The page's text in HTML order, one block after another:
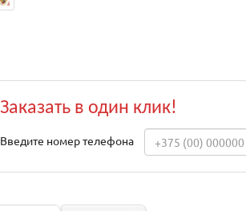
Заказать в один клик!
Введите номер телефона